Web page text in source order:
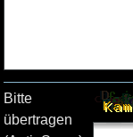
Bitte
übertragen